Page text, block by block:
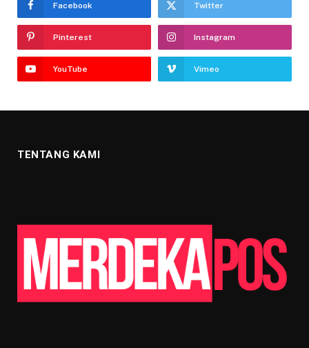
Facebook Twitter
Pinterest Instagram
YouTube Vimeo
TENTANG KAMI